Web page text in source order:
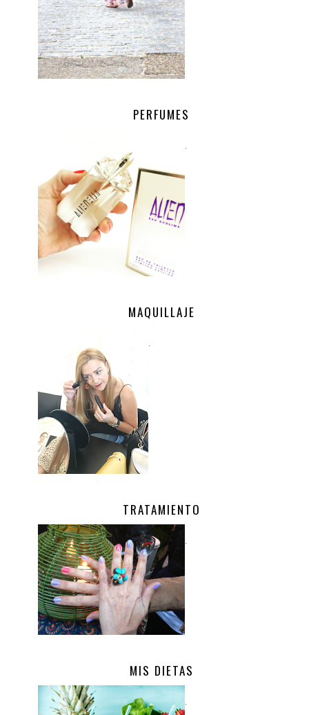
PERFUMES
MAQUILLAJE
TRATAMIENTO
MIS DIETAS